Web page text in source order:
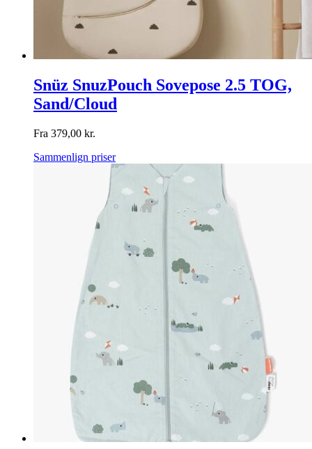
Snüz SnuzPouch Sovepose 2.5 TOG,
Sand/Cloud
Fra 379,00 kr.
Sammenlign priser